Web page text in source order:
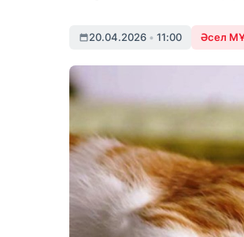
20.04.2026 • 11:00 Әсел